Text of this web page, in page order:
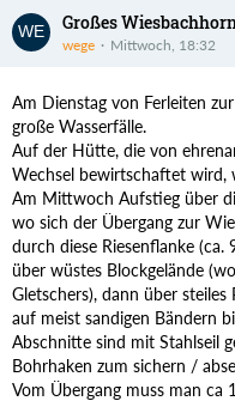
Großes
wege Mittwoch, 18:32
Am Dienstag von Ferleiten
große Wasserfälle.
Auf der Hütte, die von
Wechsel bewirtschaftet wird,
Am Mittwoch Aufstieg über
wo sich der Übergang zur
durch diese Riesenflanke
über wüstes Blockgelände
Gletschers), dann über
auf meist sandigen Bändern
Abschnitte sind mit Stahlseil
Bohrhaken zum sichern /
Vom Übergang muss man